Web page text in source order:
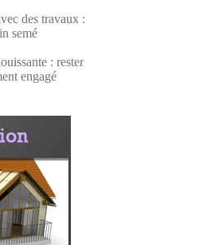
des travaux :
semé
: rester
engagé